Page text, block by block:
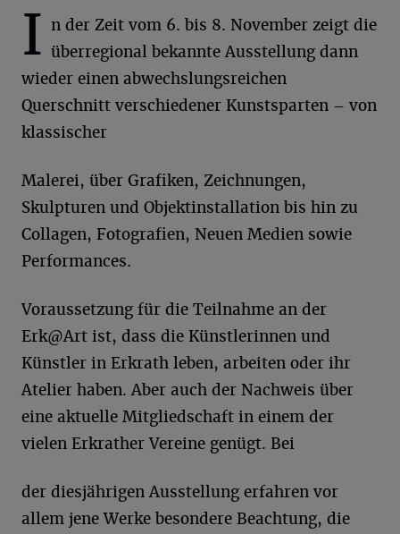
I n der Zeit vom 6. bis 8. November zeigt die
überregional bekannte Ausstellung dann
wieder einen abwechslungsreichen
Querschnitt verschiedener Kunstsparten – von
klassischer
Malerei, über Grafiken, Zeichnungen,
Skulpturen und Objektinstallation bis hin zu
Collagen, Fotografien, Neuen Medien sowie
Performances.
Voraussetzung für die Teilnahme an der
Erk@Art ist, dass die Künstlerinnen und
Künstler in Erkrath leben, arbeiten oder ihr
Atelier haben. Aber auch der Nachweis über
eine aktuelle Mitgliedschaft in einem der
vielen Erkrather Vereine genügt. Bei
der diesjährigen Ausstellung erfahren vor
allem jene Werke besondere Beachtung, die